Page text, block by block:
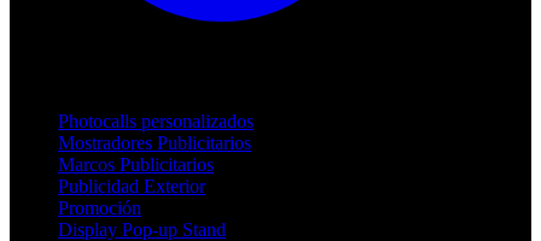
Photocalls personalizados
Mostradores Publicitarios
Marcos Publicitarios
Publicidad Exterior
Promoción
Display Pop-up Stand